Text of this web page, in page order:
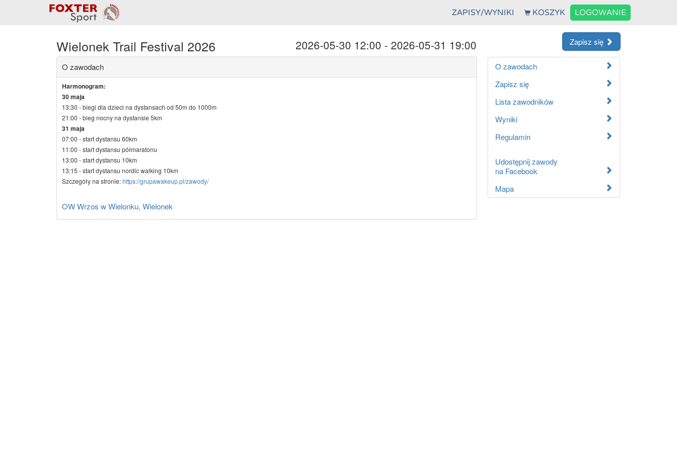
ZAPISY/WYNIKI KOSZYK LOGOWANIE
Wielonek Trail Festival 2026 Zapisz się
2026-05-30 12:00 - 2026-05-31 19:00
O zawodach
Zapisz się
Lista zawodników
Wyniki
Regulamin
Udostępnij zawody
na Facebook
Mapa
O zawodach
Harmonogram:
30 maja
13:30 - biegi dla dzieci na dystansach od 50m do 1000m
21:00 - bieg nocny na dystansie 5km
31 maja
07:00 - start dystansu 60km
11:00 - start dystansu półmaratonu
13:00 - start dystansu 10km
13:15 - start dystansu nordic walking 10km
Szczegóły na stronie:https://grupawakeup.pl/zawody/
OW Wrzos w Wielonku, Wielonek